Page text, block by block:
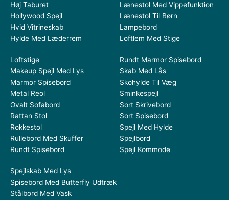
Høj Taburet
Hollywood Spejl
Hvid Vitrineskab
Hylde Med Læderrem
Lænestol Med Vippefunktion
Lænestol Til Børn
Lampebord
Loftlem Med Stige
Loftstige
Makeup Spejl Med Lys
Marmor Spisebord
Metal Reol
Ovalt Sofabord
Rattan Stol
Rokkestol
Rullebord Med Skuffer
Rundt Spisebord
Rundt Marmor Spisebord
Skab Med Lås
Skohylde Til Væg
Sminkespejl
Sort Skrivebord
Sort Spisebord
Spejl Med Hylde
Spejlbord
Spejl Kommode
Spejlskab Med Lys
Spisebord Med Butterfly Udtræk
Stålbord Med Vask